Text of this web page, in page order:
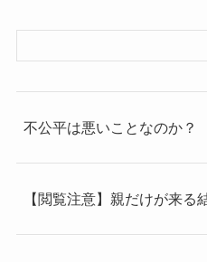
不公平は悪いことなのか？
【閲覧注意】親だけが来る